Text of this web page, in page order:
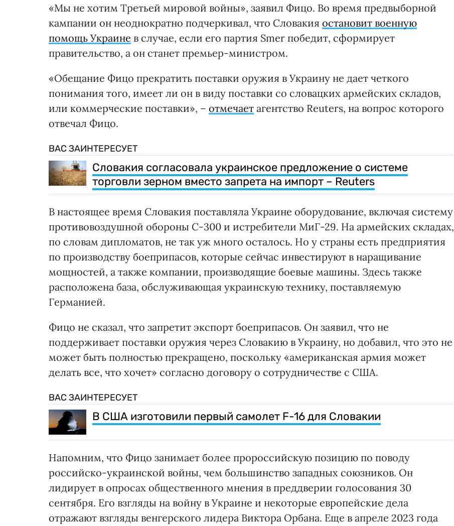
«Мы не хотим Третьей мировой войны», заявил Фицо. Во время предвыборной
кампании он неоднократно подчеркивал, что Словакия остановит военную
помощь Украине в случае, если его партия Smer победит, сформирует
правительство, а он станет премьер-министром.
«Обещание Фицо прекратить поставки оружия в Украину не дает четкого
понимания того, имеет ли он в виду поставки со словацких армейских складов,
или коммерческие поставки», – отмечает агентство Reuters, на вопрос которого
отвечал Фицо.
ВАС ЗАИНТЕРЕСУЕТ
Словакия согласовала украинское предложение о системе
торговли зерном вместо запрета на импорт – Reuters
В настоящее время Словакия поставляла Украине оборудование, включая систему
противовоздушной обороны С-300 и истребители МиГ-29. На армейских складах,
по словам дипломатов, не так уж много осталось. Но у страны есть предприятия
по производству боеприпасов, которые сейчас инвестируют в наращивание
мощностей, а также компании, производящие боевые машины. Здесь также
расположена база, обслуживающая украинскую технику, поставляемую
Германией.
Фицо не сказал, что запретит экспорт боеприпасов. Он заявил, что не
поддерживает поставки оружия через Словакию в Украину, но добавил, что это не
может быть полностью прекращено, поскольку «американская армия может
делать все, что хочет» согласно договору о сотрудничестве с США.
ВАС ЗАИНТЕРЕСУЕТ
В США изготовили первый самолет F-16 для Словакии
Напомним, что Фицо занимает более пророссийскую позицию по поводу
российско-украинской войны, чем большинство западных союзников. Он
лидирует в опросах общественного мнения в преддверии голосования 30
сентября. Его взгляды на войну в Украине и некоторые европейские дела
отражают взгляды венгерского лидера Виктора Орбана. Еще в апреле 2023 года